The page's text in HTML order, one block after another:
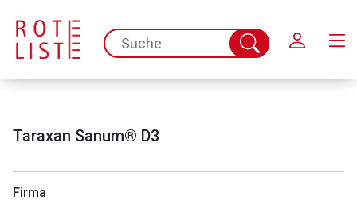
spc.search.input.placeholder
Suche
abschicken
Taraxan Sanum® D3
Firma